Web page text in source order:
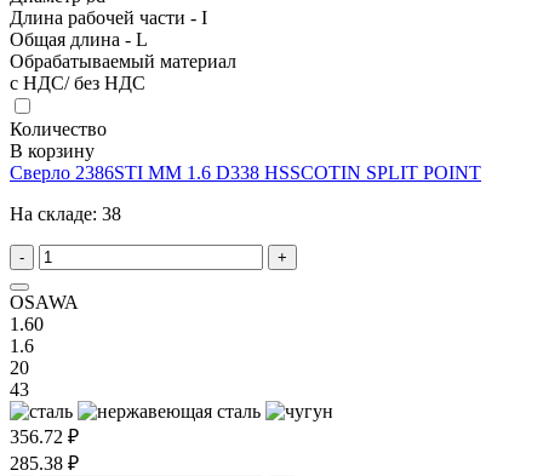
Длина рабочей части - I
Общая длина - L
Обрабатываемый материал
с НДС/ без НДС
Количество
В корзину
Сверло 2386STI MM 1.6 D338 HSSCOTIN SPLIT POINT
На складе: 38
- +
OSAWA
1.60
1.6
20
43
356.72 ₽
285.38 ₽